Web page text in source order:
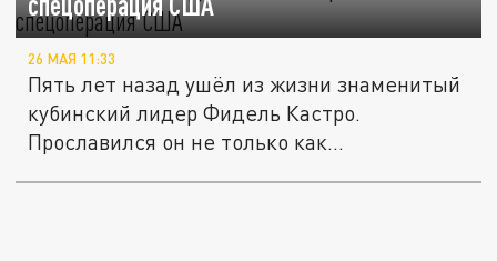
26 МАЯ 11:33
Пять лет назад ушёл из жизни знаменитый
кубинский лидер Фидель Кастро.
Прославился он не только как...